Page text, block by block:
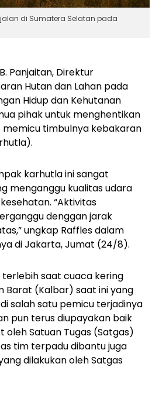
di Sumatera Selatan pada
Panjaitan, Direktur
Hutan dan Lahan pada
Hidup dan Kehutanan
pihak untuk menghentikan
timbulnya kebakaran
karhutla ini sangat
menganggu kualitas udara
“Aktivitas
denggan jarak
ungkap Raffles dalam
di Jakarta, Jumat (24/8).
saat cuaca kering
Barat (Kalbar) saat ini yang
salah satu pemicu terjadinya
pun terus diupayakan baik
oleh Satuan Tugas (Satgas)
tim terpadu dibantu juga
dilakukan oleh Satgas